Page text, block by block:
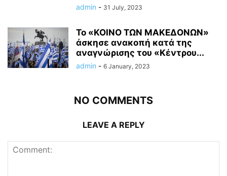
admin - 31 July, 2023
Το «ΚΟΙΝΟ ΤΩΝ ΜΑΚΕΔΟΝΩΝ»
άσκησε ανακοπή κατά της
αναγνώρισης του «Κέντρου...
admin - 6 January, 2023
NO COMMENTS
LEAVE A REPLY